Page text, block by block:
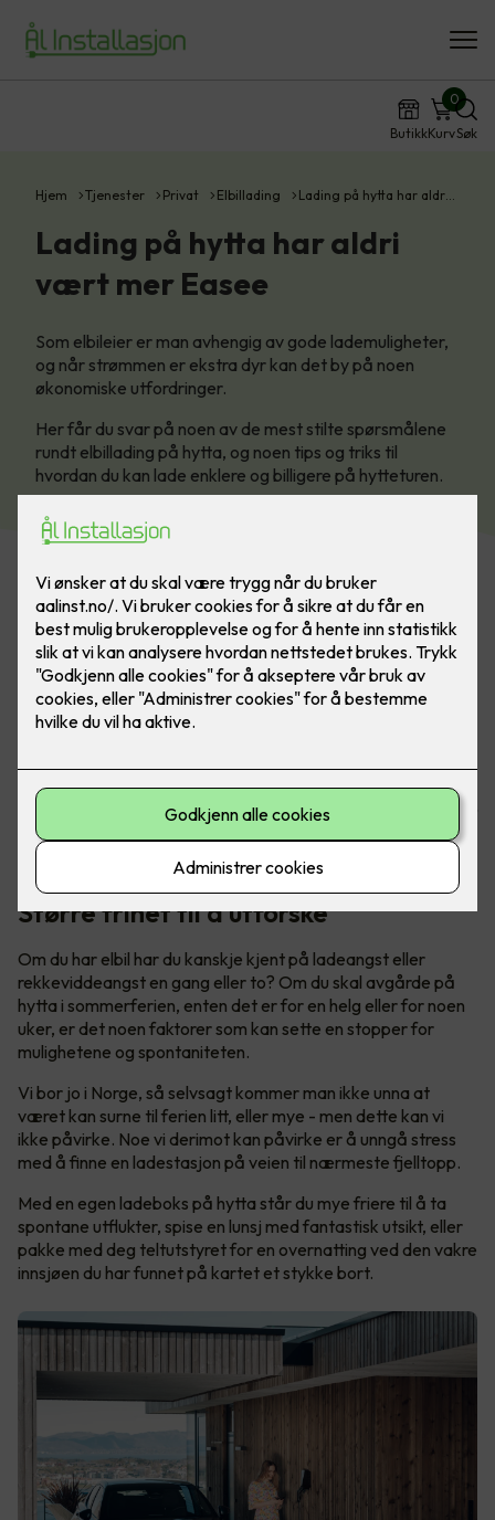
ButikkKurv
0
Søk
Hjem Tjenester Privat Elbillading Lading på hytta har aldr…
Lading på hytta har aldri
vært mer Easee
Som elbileier er man avhengig av gode lademuligheter,
og når strømmen er ekstra dyr kan det by på noen
økonomiske utfordringer.
Her får du svar på noen av de mest stilte spørsmålene
rundt elbillading på hytta, og noen tips og triks til
hvordan du kan lade enklere og billigere på hytteturen.
Har du hytte? Med lader fra Easee er du alltid klar for neste
eventyr. Utforsk både fjell og fjorder når du er på hytta -
uten å få ladeangst. Bilde: Easee
Større frihet til å utforske
Om du har elbil har du kanskje kjent på ladeangst eller
rekkeviddeangst en gang eller to? Om du skal avgårde på
hytta i sommerferien, enten det er for en helg eller for noen
uker, er det noen faktorer som kan sette en stopper for
mulighetene og spontaniteten.
Vi bor jo i Norge, så selvsagt kommer man ikke unna at
været kan surne til ferien litt, eller mye - men dette kan vi
ikke påvirke. Noe vi derimot kan påvirke er å unngå stress
med å finne en ladestasjon på veien til nærmeste fjelltopp.
Med en egen ladeboks på hytta står du mye friere til å ta
spontane utflukter, spise en lunsj med fantastisk utsikt, eller
pakke med deg teltutstyret for en overnatting ved den vakre
innsjøen du har funnet på kartet et stykke bort.